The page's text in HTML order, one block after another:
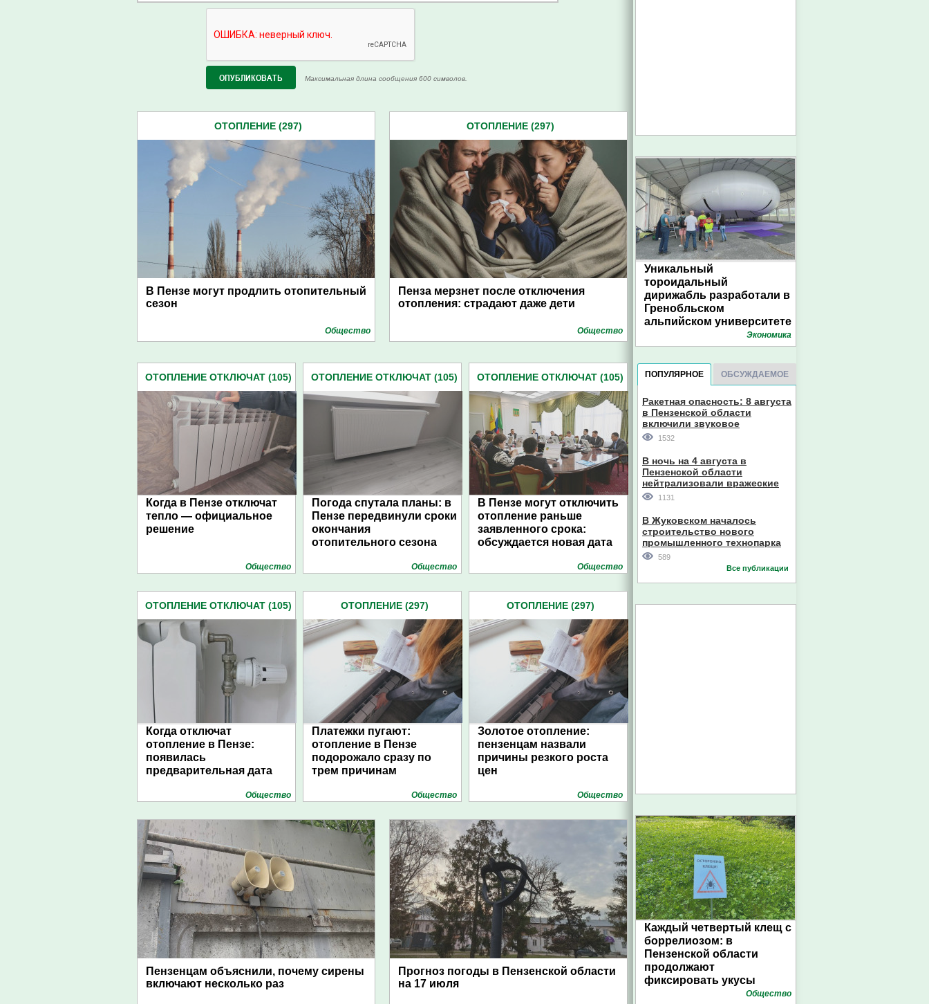
Максимальная длина сообщения 600 символов.
ОТОПЛЕНИЕ (297)
В Пензе могут продлить отопительный
сезон
Общество
ОТОПЛЕНИЕ (297)
Пенза мерзнет после отключения
отопления: страдают даже дети
Общество
ОТОПЛЕНИЕ ОТКЛЮЧАТ (105)
Когда в Пензе отключат
тепло — официальное
решение
Общество
ОТОПЛЕНИЕ ОТКЛЮЧАТ (105)
Погода спутала планы: в
Пензе передвинули сроки
окончания
отопительного сезона
Общество
ОТОПЛЕНИЕ ОТКЛЮЧАТ (105)
В Пензе могут отключить
отопление раньше
заявленного срока:
обсуждается новая дата
Общество
ОТОПЛЕНИЕ ОТКЛЮЧАТ (105)
Когда отключат
отопление в Пензе:
появилась
предварительная дата
Общество
ОТОПЛЕНИЕ (297)
Платежки пугают:
отопление в Пензе
подорожало сразу по
трем причинам
Общество
ОТОПЛЕНИЕ (297)
Золотое отопление:
пензенцам назвали
причины резкого роста
цен
Общество
Пензенцам объяснили, почему сирены
включают несколько раз
Прогноз погоды в Пензенской области
на 17 июля
Уникальный
тороидальный
дирижабль разработали в
Гренобльском
альпийском университете
Экономика
ПОПУЛЯРНОЕ ОБСУЖДАЕМОЕ
Ракетная опасность: 8 августа
в Пензенской области
включили звуковое
оповещение
1532
В ночь на 4 августа в
Пензенской области
нейтрализовали вражеские
дроны
1131
В Жуковском началось
строительство нового
промышленного технопарка
589
Все публикации
Каждый четвертый клещ с
боррелиозом: в
Пензенской области
продолжают
фиксировать укусы
Общество